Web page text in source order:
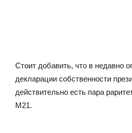
Стоит добавить, что в недавно
декларации собственности
действительно есть пара
М21.